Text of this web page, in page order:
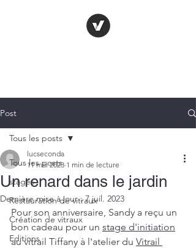
Post
Tous les posts
stages
Restauration de vitraux
Création de vitraux
Editions
Tous les posts
Un renard dans le jardin
lucseconda
11 mai 2023 1 min de lecture
Dernière mise à jour :7 juil. 2023
Pour son anniversaire, Sandy a reçu un
bon cadeau pour un stage d'initiation
au vitrail Tiffany à l'atelier du Vitrail